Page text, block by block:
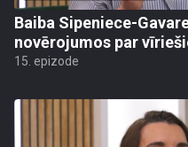
Baiba Sipeniece-
novērojumos par
15. epizode